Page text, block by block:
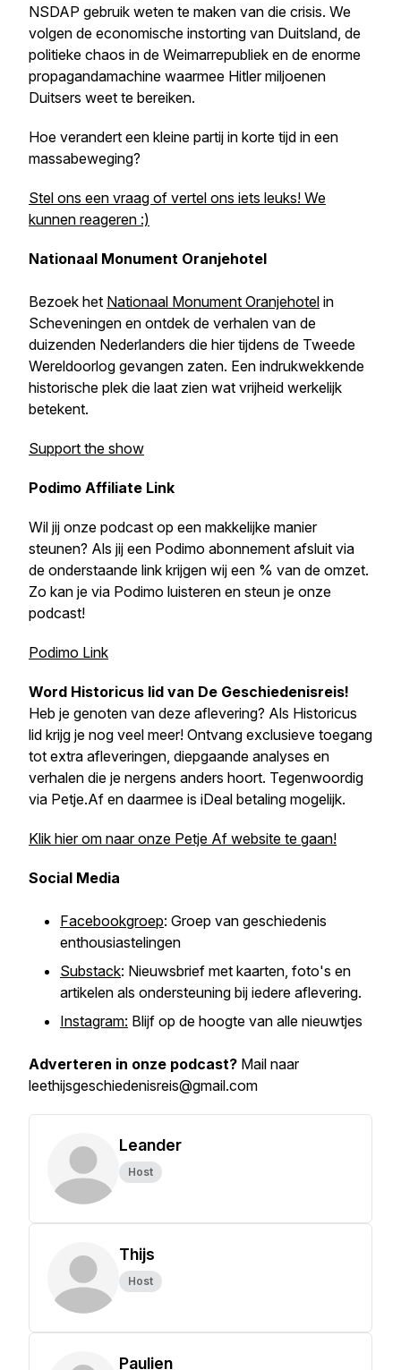
NSDAP gebruik weten te maken van die crisis. We
volgen de economische instorting van Duitsland, de
politieke chaos in de Weimarrepubliek en de enorme
propagandamachine waarmee Hitler miljoenen
Duitsers weet te bereiken.
Hoe verandert een kleine partij in korte tijd in een
massabeweging?
Stel ons een vraag of vertel ons iets leuks! We
kunnen reageren :)
Nationaal Monument Oranjehotel
Bezoek het Nationaal Monument Oranjehotel in
Scheveningen en ontdek de verhalen van de
duizenden Nederlanders die hier tijdens de Tweede
Wereldoorlog gevangen zaten. Een indrukwekkende
historische plek die laat zien wat vrijheid werkelijk
betekent.
Support the show
Podimo Affiliate Link
Wil jij onze podcast op een makkelijke manier
steunen? Als jij een Podimo abonnement afsluit via
de onderstaande link krijgen wij een % van de omzet.
Zo kan je via Podimo luisteren en steun je onze
podcast!
Podimo Link
Word Historicus lid van De Geschiedenisreis!
Heb je genoten van deze aflevering? Als Historicus
lid krijg je nog veel meer! Ontvang exclusieve toegang
tot extra afleveringen, diepgaande analyses en
verhalen die je nergens anders hoort. Tegenwoordig
via Petje.Af en daarmee is iDeal betaling mogelijk.
Klik hier om naar onze Petje Af website te gaan!
Social Media
Facebookgroep: Groep van geschiedenis
enthousiastelingen
Substack: Nieuwsbrief met kaarten, foto's en
artikelen als ondersteuning bij iedere aflevering.
Instagram: Blijf op de hoogte van alle nieuwtjes
Adverteren in onze podcast? Mail naar
leethijsgeschiedenisreis@gmail.com
Leander
Host
Thijs
Host
Paulien